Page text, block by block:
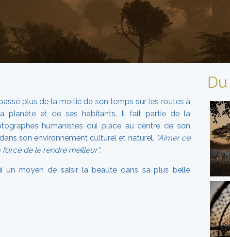
plus de la moitié de son temps sur les routes à
planète et de ses habitants. Il fait partie de la
humanistes qui place au centre de son
son environnement culturel et naturel. "Aimer ce
de le rendre meilleur".
un moyen de saisir la beauté dans sa plus belle